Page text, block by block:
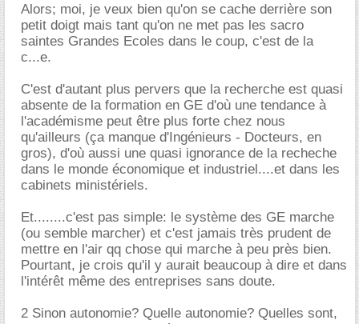
Alors; moi, je veux bien qu'on se cache derrière son
petit doigt mais tant qu'on ne met pas les sacro
saintes Grandes Ecoles dans le coup, c'est de la
c...e.
C'est d'autant plus pervers que la recherche est quasi
absente de la formation en GE d'où une tendance à
l'académisme peut être plus forte chez nous
qu'ailleurs (ça manque d'Ingénieurs - Docteurs, en
gros), d'où aussi une quasi ignorance de la recheche
dans le monde économique et industriel....et dans les
cabinets ministériels.
Et........c'est pas simple: le système des GE marche
(ou semble marcher) et c'est jamais très prudent de
mettre en l'air qq chose qui marche à peu près bien.
Pourtant, je crois qu'il y aurait beaucoup à dire et dans
l'intérêt même des entreprises sans doute.
2 Sinon autonomie? Quelle autonomie? Quelles sont,